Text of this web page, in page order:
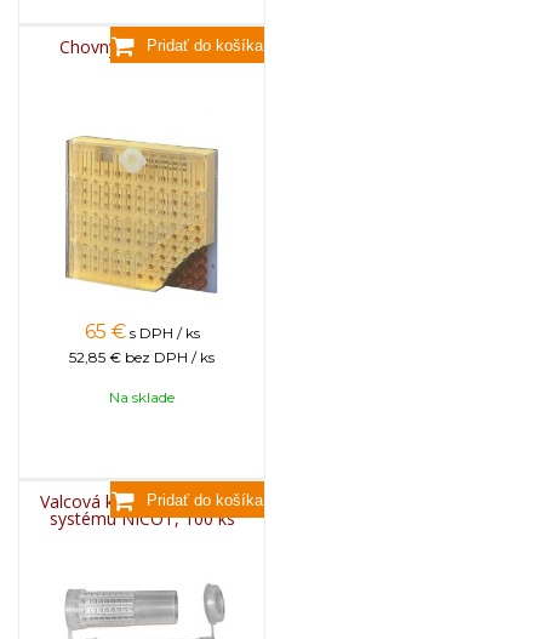
Chovný rámik NICOT
65 € s DPH / ks
52,85 € bez DPH / ks
Na sklade
Valcová klietka - izolátor k
systému NICOT, 100 ks